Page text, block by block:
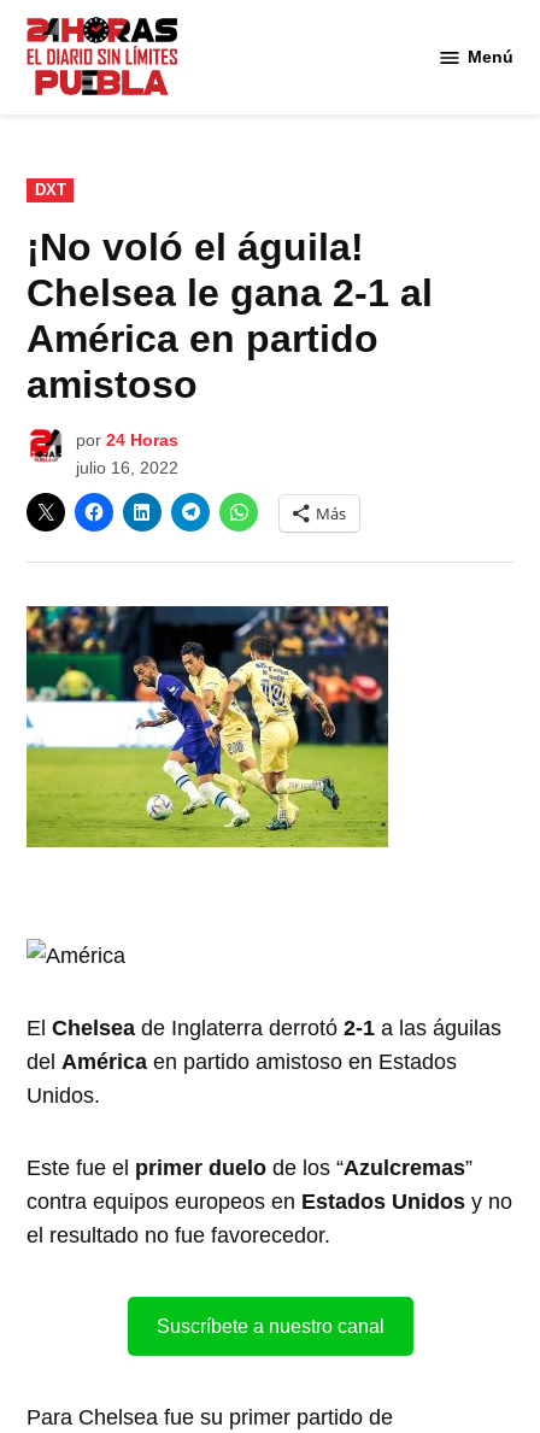
Saltar
contenido
Menú
PUBLICADO
EN
DXT
¡No voló el águila!
Chelsea le gana 2-1 al
América en partido
amistoso
por 24 Horas
julio 16, 2022
Más
ElChelsea de Inglaterra derrotó2-1 a las águilas
delAmérica en partido amistoso en Estados
Unidos.
Este fue el primer duelo de los “Azulcremas”
contra equipos europeos en Estados Unidos y no
el resultado no fue favorecedor.
Suscríbete a nuestro canal
Para Chelsea fue su primer partido de